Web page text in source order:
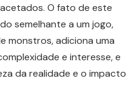
O fato de este
semelhante a um jogo,
monstros, adiciona uma
e interesse, e
da realidade e o impacto